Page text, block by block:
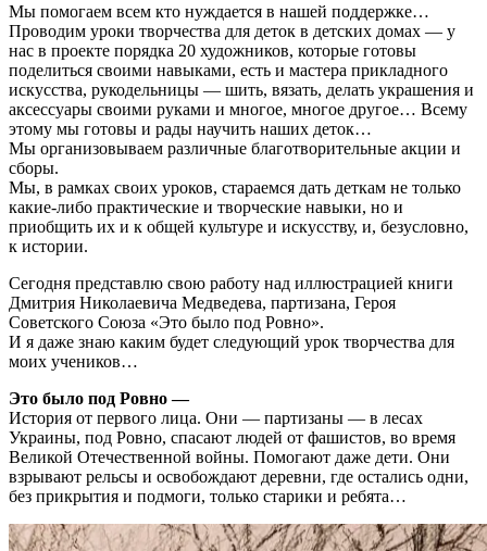
Мы помогаем всем кто нуждается в нашей поддержке…
Проводим уроки творчества для деток в детских домах — у
нас в проекте порядка 20 художников, которые готовы
поделиться своими навыками, есть и мастера прикладного
искусства, рукодельницы — шить, вязать, делать украшения и
аксессуары своими руками и многое, многое другое… Всему
этому мы готовы и рады научить наших деток…
Мы организовываем различные благотворительные акции и
сборы.
Мы, в рамках своих уроков, стараемся дать деткам не только
какие-либо практические и творческие навыки, но и
приобщить их и к общей культуре и искусству, и, безусловно,
к истории.
Сегодня представлю свою работу над иллюстрацией книги
Дмитрия Николаевича Медведева, партизана, Героя
Советского Союза «Это было под Ровно».
И я даже знаю каким будет следующий урок творчества для
моих учеников…
Это было под Ровно —
История от первого лица. Они — партизаны — в лесах
Украины, под Ровно, спасают людей от фашистов, во время
Великой Отечественной войны. Помогают даже дети. Они
взрывают рельсы и освобождают деревни, где остались одни,
без прикрытия и подмоги, только старики и ребята…